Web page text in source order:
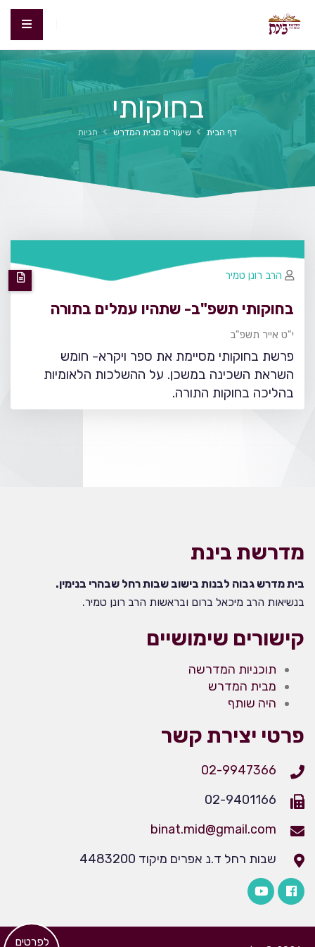
בחוקותי
דף הבית שיעורים מבית המדרש תגיות
בחוקותי תשפ"ב- שתהיו עמלים בתורה
י"ט אייר תשפ"ב
פרשת בחוקותי מסיימת את ספר ויקרא- חומש
השראת השכינה במשכן. על ההשלכות הלאומיות
בהליכה בחוקות התורה.
הרב רונן טמיר
מדרשת בינת
בית מדרש גבוה לבנות בישוב שבות רחל שבהרי בנימין.
בנשיאות הרב מיכאל ברום ובראשות הרב רונן טמיר.
קישורים שימושיים
תוכניות המדרשה
מבית המדרש
היה שותף
פרטי יצירת קשר
02-9947366
02-9401166
binat.mid@gmail.com
שבות רחל ד.נ אפרים מיקוד 4483200
​לפרטים